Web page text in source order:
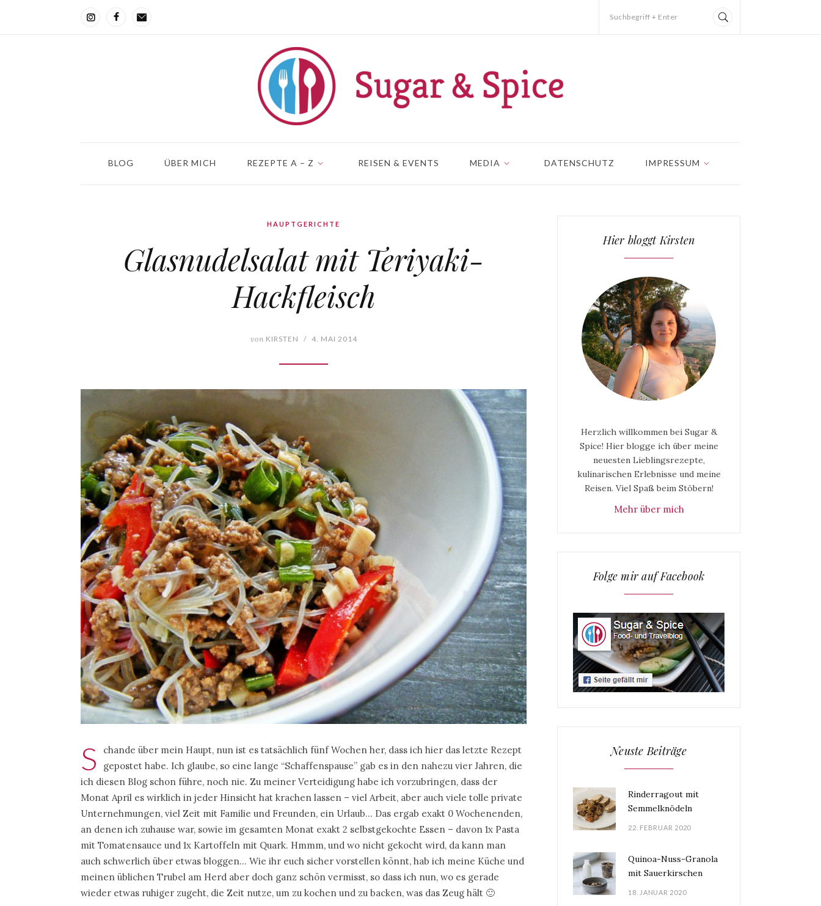
Suchbegriff + Enter
BLOG ÜBER MICH REZEPTE A – Z REISEN & EVENTS MEDIA DATENSCHUTZ IMPRESSUM
HAUPTGERICHTE
Glasnudelsalat mit Teriyaki-
Hackfleisch
von KIRSTEN / 4. MAI 2014
S
chande über mein Haupt, nun ist es tatsächlich fünf Wochen her, dass ich hier das letzte Rezept
gepostet habe. Ich glaube, so eine lange “Schaffenspause” gab es in den nahezu vier Jahren, die
ich diesen Blog schon führe, noch nie. Zu meiner Verteidigung habe ich vorzubringen, dass der
Monat April es wirklich in jeder Hinsicht hat krachen lassen – viel Arbeit, aber auch viele tolle private
Unternehmungen, viel Zeit mit Familie und Freunden, ein Urlaub… Das ergab exakt 0 Wochenenden,
an denen ich zuhause war, sowie im gesamten Monat exakt 2 selbstgekochte Essen – davon 1x Pasta
mit Tomatensauce und 1x Kartoffeln mit Quark. Hmmm, und wo nicht gekocht wird, da kann man
auch schwerlich über etwas bloggen… Wie ihr euch sicher vorstellen könnt, hab ich meine Küche und
meinen üblichen Trubel am Herd aber doch ganz schön vermisst, so dass ich nun, wo es gerade
wieder etwas ruhiger zugeht, die Zeit nutze, um zu kochen und zu backen, was das Zeug hält 🙂
Hier bloggt Kirsten
Herzlich willkommen bei Sugar &
Spice! Hier blogge ich über meine
neuesten Lieblingsrezepte,
kulinarischen Erlebnisse und meine
Reisen. Viel Spaß beim Stöbern!
Mehr über mich
Folge mir auf Facebook
Neuste Beiträge
Rinderragout mit
Semmelknödeln
22. FEBRUAR 2020
Quinoa-Nuss-Granola
mit Sauerkirschen
18. JANUAR 2020